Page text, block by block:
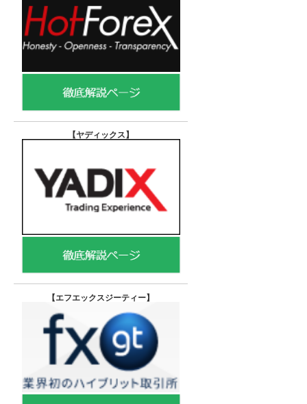
【ヤディックス】
【エフエックスジーティー】